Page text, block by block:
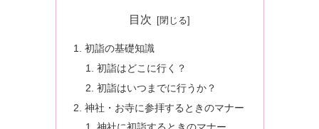
目次
初詣の基礎知識
初詣はどこに行く？
初詣はいつまでに行うか？
神社・お寺に参拝するときのマナー